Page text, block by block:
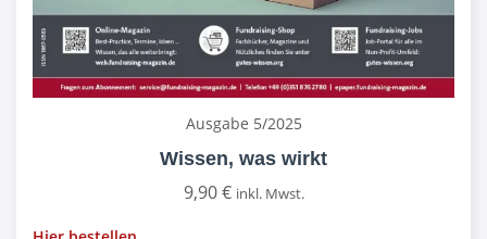
Ausgabe 5/2025
Wissen, was wirkt
9,90€ inkl. Mwst.